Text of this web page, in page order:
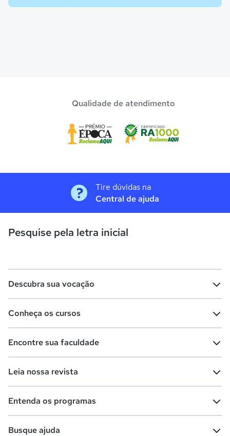
Qualidade de atendimento
Tire dúvidas na
Central de ajuda
Pesquise pela letra inicial
Descubra sua vocação
Conheça os cursos
Cursos técnicos
Escolas
Encontre sua faculdade
Comunidade Quero
Leia nossa revista
Entenda os programas
Busque ajuda